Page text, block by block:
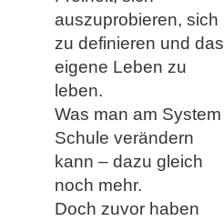
auszuprobieren, sich
zu definieren und das
eigene Leben zu
leben.
Was man am System
Schule verändern
kann – dazu gleich
noch mehr.
Doch zuvor haben